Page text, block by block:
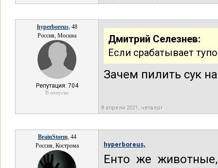
hyperboreus, 48
Россия, Москва
Репутация: 704
В отпуске
Дмитрий Селезнев:
Если срабатывает
Зачем пилить сук
8 апреля 2021, четверг
BrainStorm, 44
Россия, Кострома
hyperboreus,
Енто же